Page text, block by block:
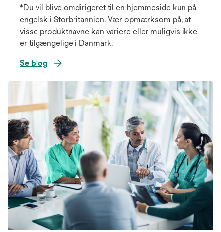
*Du vil blive omdirigeret til en hjemmeside kun på
engelsk i Storbritannien. Vær opmærksom på, at
visse produktnavne kan variere eller muligvis ikke
er tilgængelige i Danmark.
Se blog